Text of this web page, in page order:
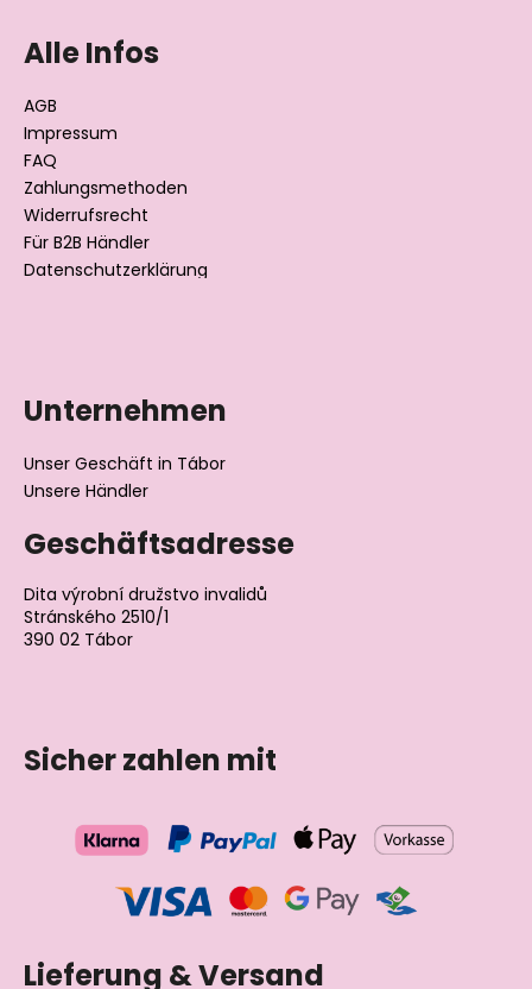
Alle Infos
AGB
Impressum
FAQ
Zahlungsmethoden
Widerrufsrecht
Für B2B Händler
Datenschutzerklärung
Unternehmen
Unser Geschäft in Tábor
Unsere Händler
Geschäftsadresse
Dita výrobní družstvo invalidů
Stránského 2510/1
390 02 Tábor
Sicher zahlen mit
Lieferung & Versand